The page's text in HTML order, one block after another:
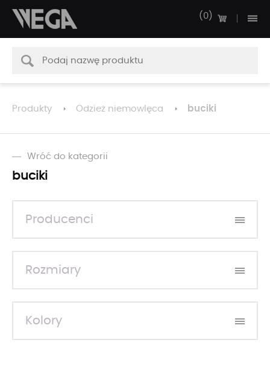
0
Produkty Odzież niemowlęca buciki
Wróć do kategorii
buciki
Producenci
Rozmiary
Kolory